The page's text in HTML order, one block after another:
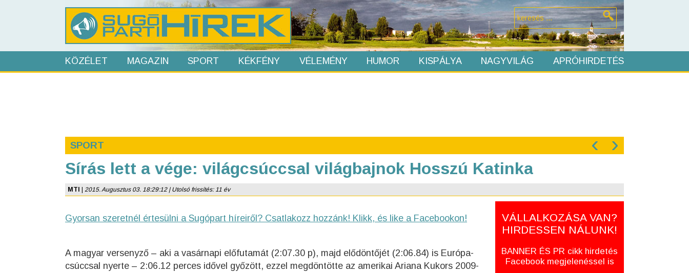
KÖZÉLET MAGAZIN SPORT KÉKFÉNY VÉLEMÉNY HUMOR KISPÁLYA NAGYVILÁG APRÓHIRDETÉS
SPORT ‹ ›
Sírás lett a vége: világcsúccsal világbajnok Hosszú Katinka
MTI 2015. Augusztus 03. 18:29:12 | Utolsó frissítés: 11 év
Gyorsan szeretnél értesülni a Sugópart híreiről? Csatlakozz hozzánk! Klikk, és like a Facebookon!
A magyar versenyző – aki a vasárnapi előfutamát (2:07.30 p), majd elődöntőjét (2:06.84) is Európa-
csúccsal nyerte – 2:06.12 perces idővel győzött, ezzel megdöntötte az amerikai Ariana Kukors 2009-
VÁLLALKOZÁSA VAN?
HIRDESSEN NÁLUNK!
BANNER ÉS PR cikk hirdetés
Facebook megjelenéssel is